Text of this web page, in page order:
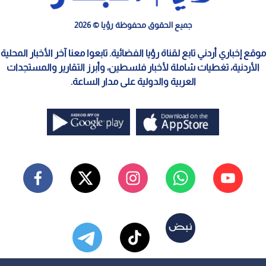
جميع الحقوق محفوظة رؤيا © 2026
موقع إخباري أردني تابع لقناة رؤيا الفضائية. تابعوا معنا آخر الأخبار المحلية
الأردنية، تغطيات شاملة لأخبار فلسطين، وأبرز التقارير والمستجدات
العربية والدولية على مدار الساعة.